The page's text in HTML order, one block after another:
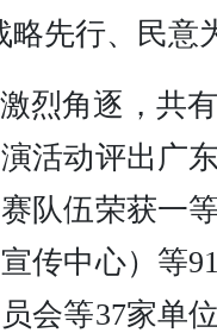
略先行、民意
烈角逐，共
活动评出广
队伍荣获一
传中心）等
会等37家单